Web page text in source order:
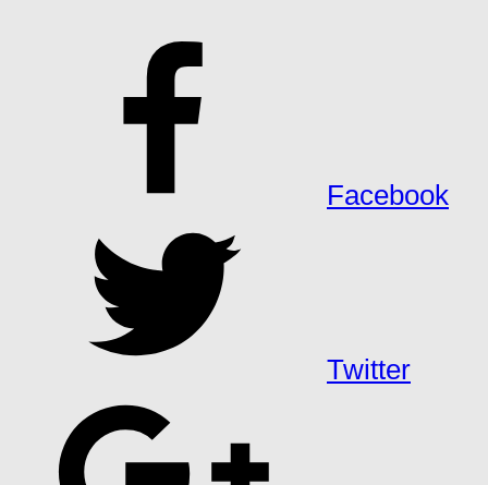
Facebook
Twitter